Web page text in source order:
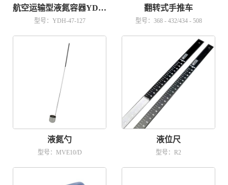
航空运输型液氮容器YDH-47-127
型号：YDH-47-127
翻转式手推车
型号：368 - 432/434 - 508
液氮勺
型号：MVE10/D
液位尺
型号：R2